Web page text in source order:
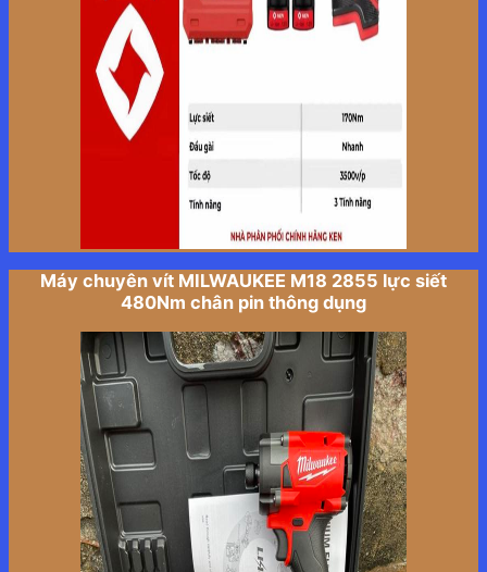
Máy chuyên vít MILWAUKEE M18 2855 lực siết
480Nm chân pin thông dụng